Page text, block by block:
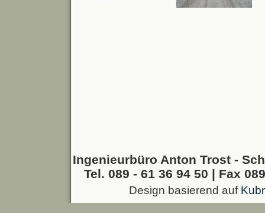
Ingenieurbüro Anton Trost -
Tel. 089 - 61 36 94 50 | Fax
Design basierend auf